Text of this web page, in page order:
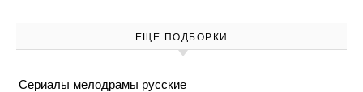
ЕЩЕ ПОДБОРКИ
Cериалы мелодрамы русские